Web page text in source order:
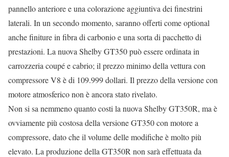
pannello anteriore e una colorazione aggiuntiva dei finestrini
laterali. In un secondo momento, saranno offerti come optional
anche finiture in fibra di carbonio e una sorta di pacchetto di
prestazioni. La nuova Shelby GT350 può essere ordinata in
carrozzeria coupé e cabrio; il prezzo minimo della vettura con
compressore V8 è di 109.999 dollari. Il prezzo della versione con
motore atmosferico non è ancora stato rivelato.
Non si sa nemmeno quanto costi la nuova Shelby GT350R, ma è
ovviamente più costosa della versione GT350 con motore a
compressore, dato che il volume delle modifiche è molto più
elevato. La produzione della GT350R non sarà effettuata da